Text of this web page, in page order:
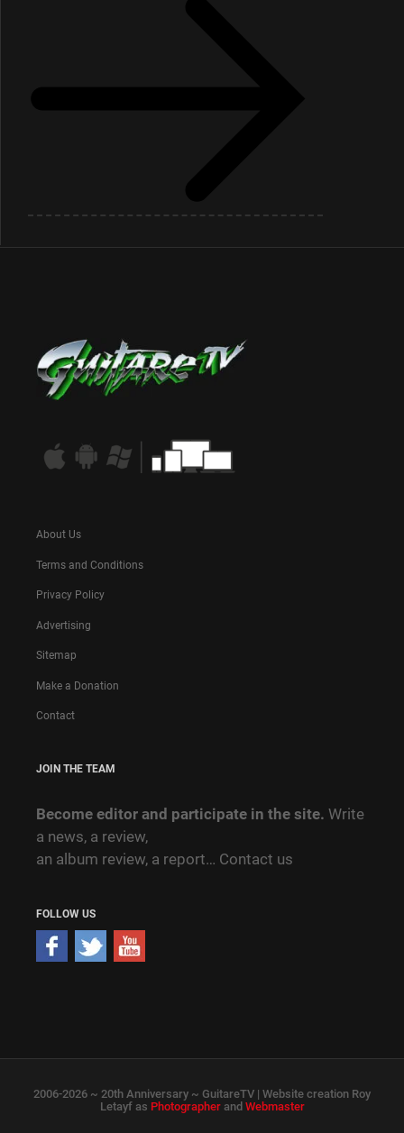
About Us
Terms and Conditions
Privacy Policy
Advertising
Sitemap
Make a Donation
Contact
JOIN THE TEAM
Become editor and participate in the site. Write
a news, a review,
an album review, a report… Contact us
FOLLOW US
2006-2026 ~ 20th Anniversary ~ GuitareTV | Website creation Roy
Letayf as Photographerand Webmaster